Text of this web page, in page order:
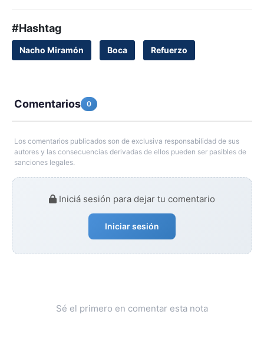
#Hashtag
Nacho Miramón Boca Refuerzo
Comentarios 0
Los comentarios publicados son de exclusiva responsabilidad de sus
autores y las consecuencias derivadas de ellos pueden ser pasibles de
sanciones legales.
Iniciá sesión para dejar tu comentario
Iniciar sesión
Sé el primero en comentar esta nota